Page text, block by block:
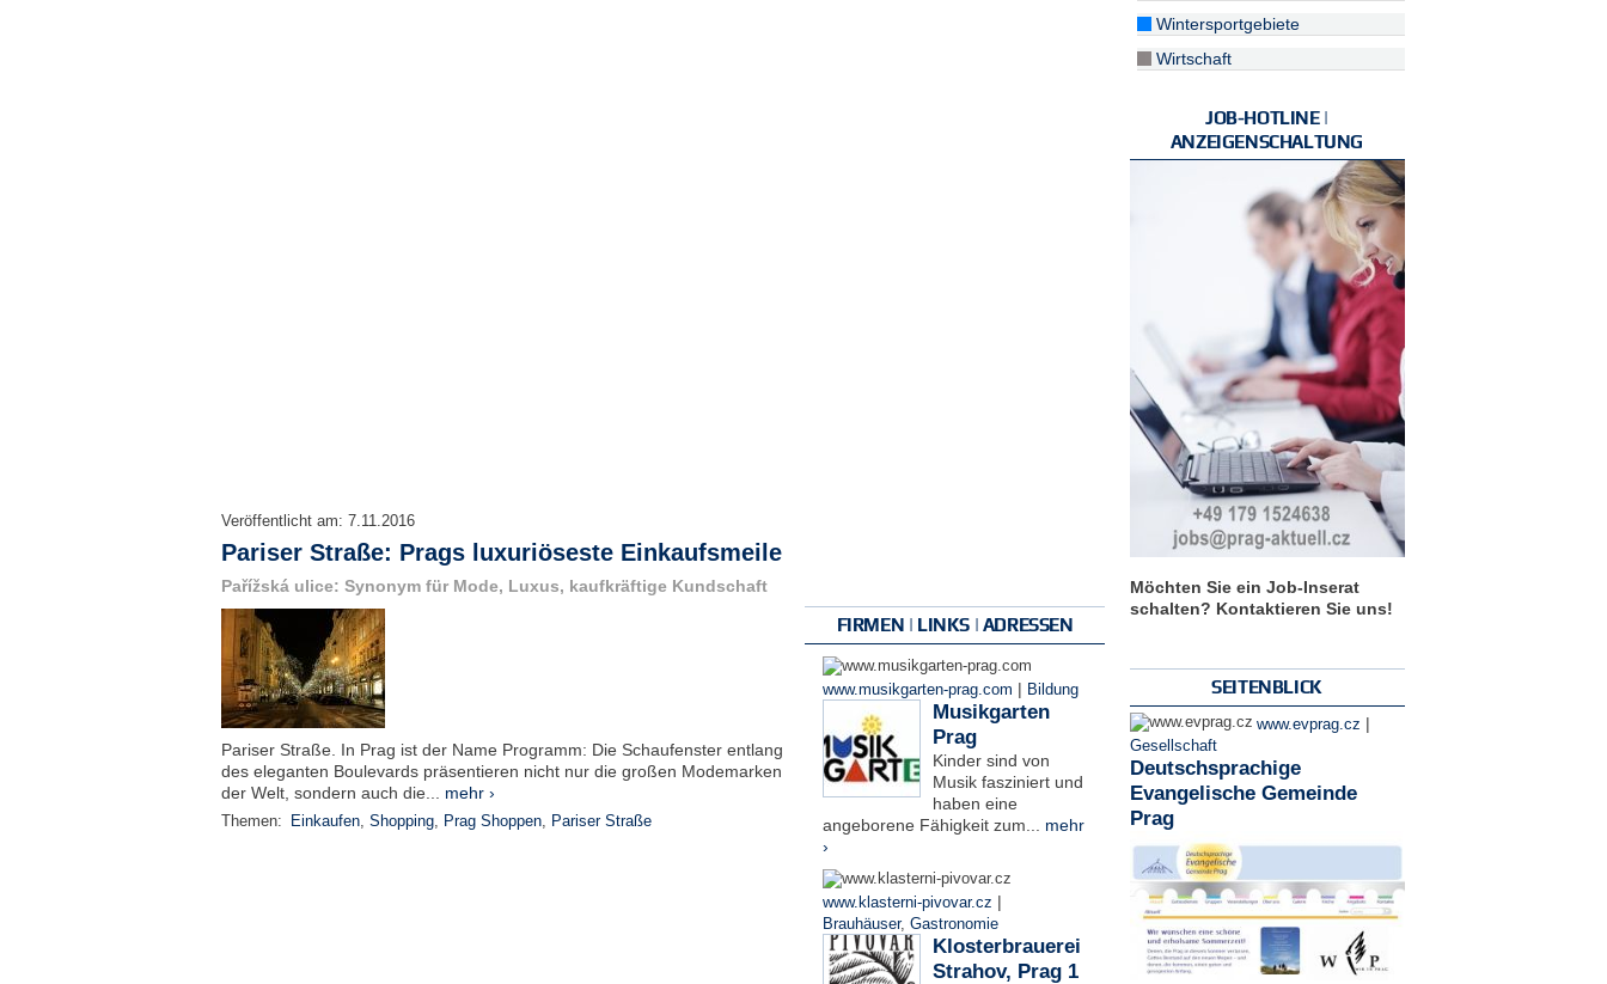
Veröffentlicht am: 7.11.2016
Pariser Straße: Prags luxuriöseste Einkaufsmeile
Pařížská ulice: Synonym für Mode, Luxus, kaufkräftige Kundschaft
Pariser Straße. In Prag ist der Name Programm: Die Schaufenster entlang
des eleganten Boulevards präsentieren nicht nur die großen Modemarken
der Welt, sondern auch die... mehr ›
Themen: Einkaufen, Shopping, Prag Shoppen, Pariser Straße
FIRMEN | LINKS | ADRESSEN
www.musikgarten-prag.com | Bildung
Musikgarten
Prag
Kinder sind von
Musik fasziniert und
haben eine
angeborene Fähigkeit zum... mehr
›
www.klasterni-pivovar.cz |
Brauhäuser, Gastronomie
Klosterbrauerei
Strahov, Prag 1
Wintersportgebiete
Wirtschaft
JOB-HOTLINE |
ANZEIGENSCHALTUNG
Möchten Sie ein Job-Inserat
schalten? Kontaktieren Sie uns!
SEITENBLICK
www.evprag.cz |
Gesellschaft
Deutschsprachige
Evangelische Gemeinde
Prag